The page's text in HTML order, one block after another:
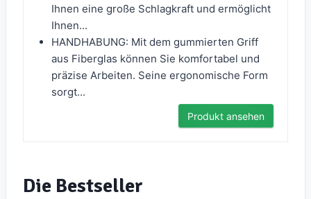
Ihnen eine große Schlagkraft und ermöglicht
Ihnen...
HANDHABUNG: Mit dem gummierten Griff
aus Fiberglas können Sie komfortabel und
präzise Arbeiten. Seine ergonomische Form
sorgt...
Produkt ansehen
Die Bestseller